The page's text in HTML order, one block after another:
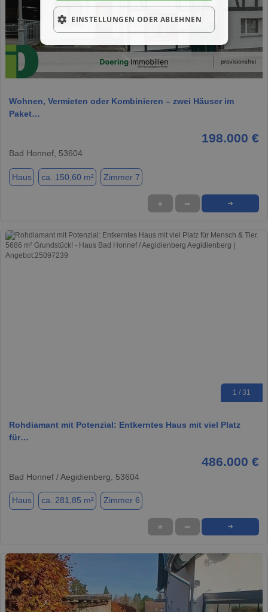
Wohnen, Vermieten oder Kombinieren – zwei Häuser im
Paket…
198.000 €
Bad Honnef, 53604
Haus ca. 150,60 m² Zimmer 7
★ ➦ ➜
1 / 31
Rohdiamant mit Potenzial: Entkerntes Haus mit viel Platz
für…
486.000 €
Bad Honnef / Aegidienberg, 53604
Haus ca. 281,85 m² Zimmer 6
★ ➦ ➜
EINSTELLUNGEN ODER ABLEHNEN